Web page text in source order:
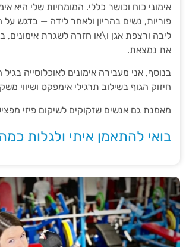
אימוני כוח וכושר כללי. המומחיות שלי היא
פוריות, נשים בהריון ולאחר לידה — בדגש על
ליבה ורצפת אגן ו\או חזרה לשגרת
את נמצאת.
בנוסף, אני מעבירה אימונים לאוכלוסייה
חיזוק הגוף בשילוב תרגילי אימפקט ושיווי
מאמנת גם אנשים שזקוקים לשיקום פיזי
בואי להתאמן איתי ולגלות